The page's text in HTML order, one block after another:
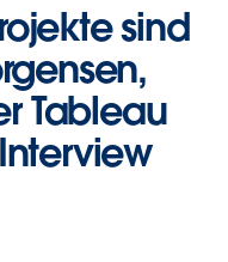
sind
Tableau